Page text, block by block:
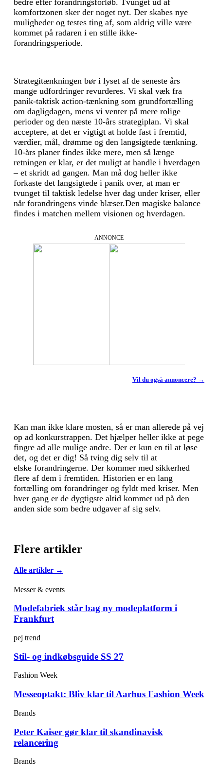
komfortzonen sker der noget nyt. Der skabes nye
muligheder og testes ting af, som aldrig ville være
kommet på radaren i en stille ikke-
forandringsperiode.
Strategitænkningen bør i lyset af de seneste års
mange udfordringer revurderes. Vi skal væk fra
panik-taktisk action-tænkning som grundfortælling
om dagligdagen, mens vi venter på mere rolige
perioder og den næste 10-års strategiplan. Vi skal
acceptere, at det er vigtigt at holde fast i fremtid,
værdier, mål, drømme og den langsigtede tænkning.
10-års planer findes ikke mere, men så længe
retningen er klar, er det muligt at handle i hverdagen
– et skridt ad gangen. Man må dog heller ikke
forkaste det langsigtede i panik over, at man er
tvunget til taktisk ledelse hver dag under kriser, eller
når forandringens vinde blæser.Den magiske balance
findes i matchen mellem visionen og hverdagen.
ANNONCE
Vil du også annoncere? →
Kan man ikke klare mosten, så er man allerede på vej
op ad konkurstrappen. Det hjælper heller ikke at pege
fingre ad alle mulige andre. Der er kun en til at løse
det, og det er dig! Så tving dig selv til at
elske forandringerne. Der kommer med sikkerhed
flere af dem i fremtiden. Historien er en lang
fortælling om forandringer og fyldt med kriser. Men
hver gang er de dygtigste altid kommet ud på den
anden side som bedre udgaver af sig selv.
Flere artikler
Alle artikler →
Messer & events
Modefabriek står bag ny modeplatform i
Frankfurt
pej trend
Stil- og indkøbsguide SS 27
Fashion Week
Messeoptakt: Bliv klar til Aarhus Fashion Week
Brands
Peter Kaiser gør klar til skandinavisk
relancering
Brands